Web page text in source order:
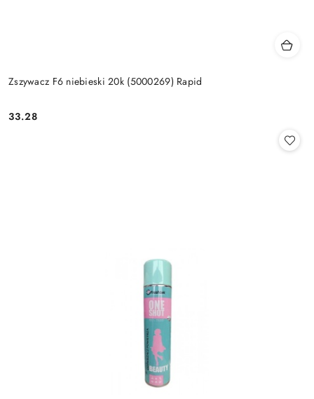
Zszywacz F6 niebieski 20k (5000269) Rapid
Cena:
33.28